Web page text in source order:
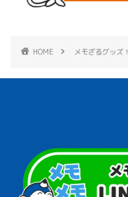
HOME メモざるグッズ！